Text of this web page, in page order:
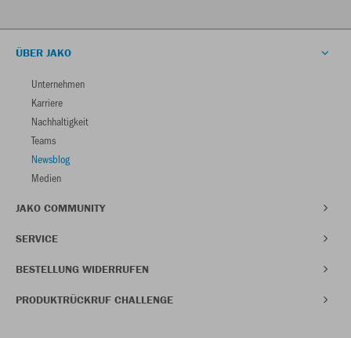
ÜBER JAKO
Unternehmen
Karriere
Nachhaltigkeit
Teams
Newsblog
Medien
JAKO COMMUNITY
SERVICE
BESTELLUNG WIDERRUFEN
PRODUKTRÜCKRUF CHALLENGE